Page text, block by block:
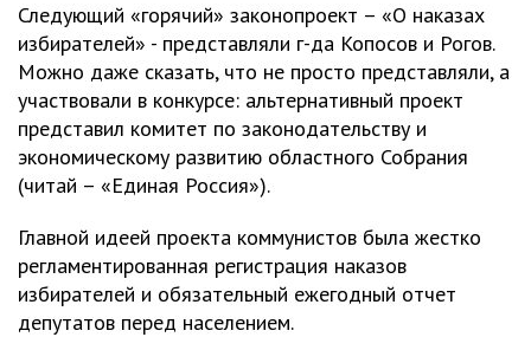
Следующий «горячий» законопроект – «О наказах
избирателей» - представляли г-да Копосов и Рогов.
Можно даже сказать, что не просто представляли, а
участвовали в конкурсе: альтернативный проект
представил комитет по законодательству и
экономическому развитию областного Собрания
(читай – «Единая Россия»).
Главной идеей проекта коммунистов была жестко
регламентированная регистрация наказов
избирателей и обязательный ежегодный отчет
депутатов перед населением.